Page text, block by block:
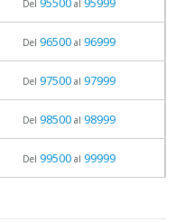
Del al
Del 96500al 96999
Del 97500al 97999
Del 98500al 98999
Del 99500al 99999